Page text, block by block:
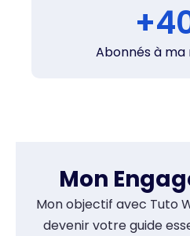
Abonnés à
+
Mon
Mon objectif avec Tuto
devenir votre guide